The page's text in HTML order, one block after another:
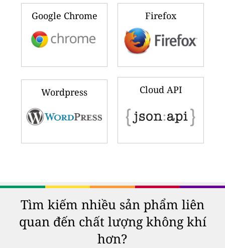
Google Chrome Firefox
Wordpress Cloud API
Tìm kiếm nhiều sản phẩm liên
quan đến chất lượng không khí
hơn?